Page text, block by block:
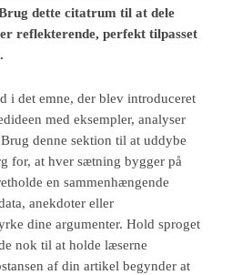
dette citatrum til at dele
reflekterende, perfekt tilpasset
i det emne, der blev introduceret
med eksempler, analyser
denne sektion til at uddybe
for, at hver sætning bygger på
en sammenhængende
anekdoter eller
dine argumenter. Hold sproget
nok til at holde læserne
af din artikel begynder at